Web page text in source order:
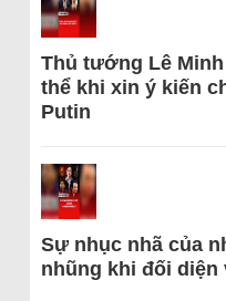
Thủ tướng Lê
thể khi xin ý kiến
Putin
Sự nhục nhã của
nhũng khi đối diện